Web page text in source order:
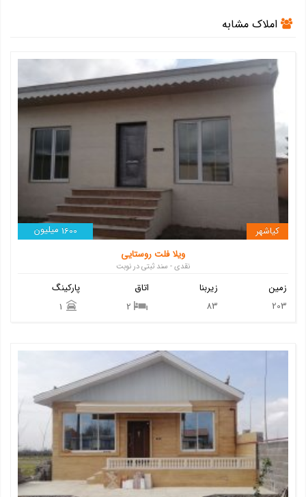
املاک مشابه
1600 میلیون
کیاشهر
ویلا فلت روستایی
نقدی - سند ثبتی در نوبت
پارکینگ
اتاق
2
زیربنا
83
زمین
203